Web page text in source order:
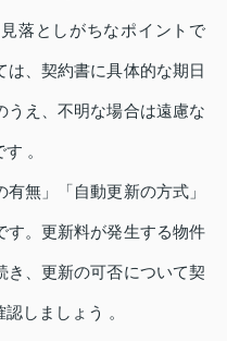
落としがちなポイントで
、契約書に具体的な期日
うえ、不明な場合は遠慮な
。
無」「自動更新の方式」
す。更新料が発生する物件
き、更新の可否について契
しましょう 。